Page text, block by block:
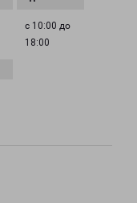
с 10:00 до
18:00